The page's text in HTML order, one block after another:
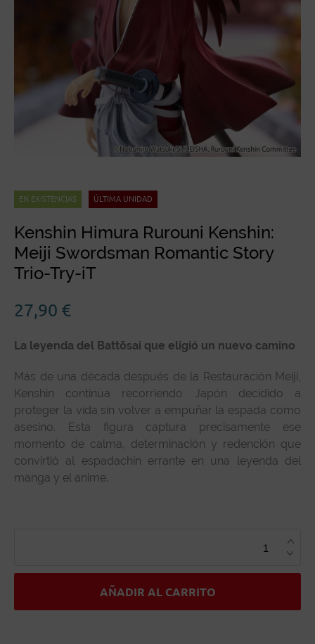
EN EXISTENCIAS ÚLTIMA UNIDAD
Kenshin Himura Rurouni Kenshin:
Meiji Swordsman Romantic Story
Trio-Try-iT
27,90 €
La leyenda del Battōsai que eligió un nuevo camino
Más de una década después de la Restauración Meiji,
Kenshin continúa recorriendo Japón decidido a
proteger la vida sin volver a empuñar la espada como
asesino. Esta figura captura precisamente ese
momento de calma, determinación y redención que
convirtió al espadachín errante en una leyenda del
manga y el anime.
SWORDSMAN
AÑADIR AL CARRITO